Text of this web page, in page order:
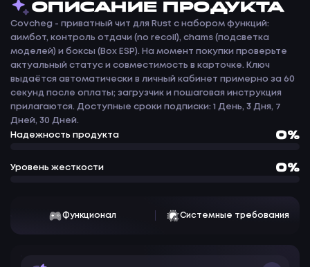
ОПИСАНИЕ ПРОДУКТА
Covcheg - приватный чит для Rust с набором функций:
аимбот, контроль отдачи (no recoil), chams (подсветка
моделей) и боксы (Box ESP). На момент покупки проверьте
актуальный статус и совместимость в карточке. Ключ
выдаётся автоматически в личный кабинет примерно за 60
секунд после оплаты; загрузчик и пошаговая инструкция
прилагаются. Доступные сроки подписки: 1 День, 3 Дня, 7
Дней, 30 Дней.
Надежность продукта
0%
Уровень жесткости 0%
Функционал Системные требования